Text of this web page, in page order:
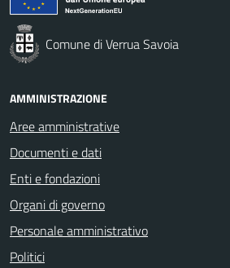
Comune di Verrua Savoia
AMMINISTRAZIONE
Aree amministrative
Documenti e dati
Enti e fondazioni
Organi di governo
Personale amministrativo
Politici